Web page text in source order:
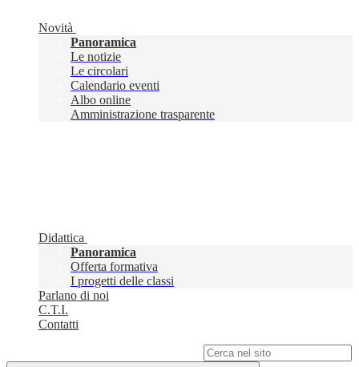
Novità
Panoramica
Le notizie
Le circolari
Calendario eventi
Albo online
Amministrazione trasparente
Didattica
Panoramica
Offerta formativa
I progetti delle classi
Parlano di noi
C.T.I.
Contatti